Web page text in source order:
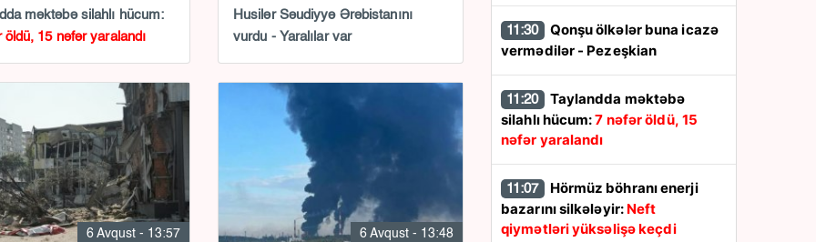
məktəbə silahlı hücum:
öldü, 15 nəfər yaralandı
Husilər Səudiyyə Ərəbistanını
vurdu - Yaralılar var
6 Avqust - 13:57 6 Avqust - 13:48
11:30
vermədilər - Pezeşkian
11:20
silahlı hücum:7 nəfər öldü, 15
nəfər yaralandı
11:07
bazarını silkələyir: Neft
qiymətləri yüksəlişə keçdi